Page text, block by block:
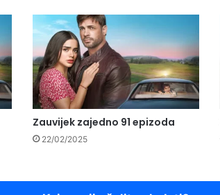
Zauvijek zajedno 91 epizoda
22/02/2025